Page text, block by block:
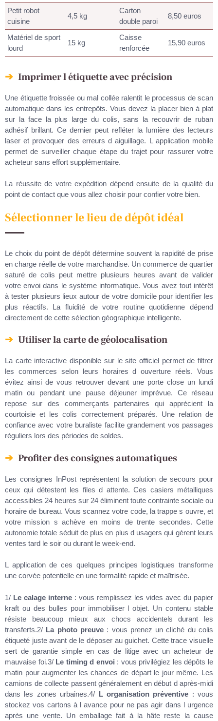
Petit robot
cuisine
4,5 kg
Carton
double paroi
8,50 euros
Matériel de sport
lourd
15 kg
Caisse
renforcée
15,90 euros
Imprimer l étiquette avec précision
Une étiquette froissée ou mal collée ralentit le processus de scan
automatique dans les entrepôts. Vous devez la placer bien à plat
sur la face la plus large du colis, sans la recouvrir de ruban
adhésif brillant. Ce dernier peut refléter la lumière des lecteurs
laser et provoquer des erreurs d aiguillage. L application mobile
permet de surveiller chaque étape du trajet pour rassurer votre
acheteur sans effort supplémentaire.
La réussite de votre expédition dépend ensuite de la qualité du
point de contact que vous allez choisir pour confier votre bien.
Sélectionner le lieu de dépôt idéal
Le choix du point de dépôt détermine souvent la rapidité de prise
en charge réelle de votre marchandise. Un commerce de quartier
saturé de colis peut mettre plusieurs heures avant de valider
votre envoi dans le système informatique. Vous avez tout intérêt
à tester plusieurs lieux autour de votre domicile pour identifier les
plus réactifs. La fluidité de votre routine quotidienne dépend
directement de cette sélection géographique intelligente.
Utiliser la carte de géolocalisation
La carte interactive disponible sur le site officiel permet de filtrer
les commerces selon leurs horaires d ouverture réels. Vous
évitez ainsi de vous retrouver devant une porte close un lundi
matin ou pendant une pause déjeuner imprévue. Ce réseau
repose sur des commerçants partenaires qui apprécient la
courtoisie et les colis correctement préparés. Une relation de
confiance avec votre buraliste facilite grandement vos passages
réguliers lors des périodes de soldes.
Profiter des consignes automatiques
Les consignes InPost représentent la solution de secours pour
ceux qui détestent les files d attente. Ces casiers métalliques
accessibles 24 heures sur 24 éliminent toute contrainte sociale ou
horaire de bureau. Vous scannez votre code, la trappe s ouvre, et
votre mission s achève en moins de trente secondes. Cette
autonomie totale séduit de plus en plus d usagers qui gèrent leurs
ventes tard le soir ou durant le week-end.
L application de ces quelques principes logistiques transforme
une corvée potentielle en une formalité rapide et maîtrisée.
1/ Le calage interne : vous remplissez les vides avec du papier
kraft ou des bulles pour immobiliser l objet. Un contenu stable
résiste beaucoup mieux aux chocs accidentels durant les
transferts.2/ La photo preuve: vous prenez un cliché du colis
étiqueté juste avant de le déposer au guichet. Cette trace visuelle
sert de garantie simple en cas de litige avec un acheteur de
mauvaise foi.3/ Le timing d envoi : vous privilégiez les dépôts le
matin pour augmenter les chances de départ le jour même. Les
camions de collecte passent généralement en début d après-midi
dans les zones urbaines.4/ L organisation préventive : vous
stockez vos cartons à l avance pour ne pas agir dans l urgence
après une vente. Un emballage fait à la hâte reste la cause